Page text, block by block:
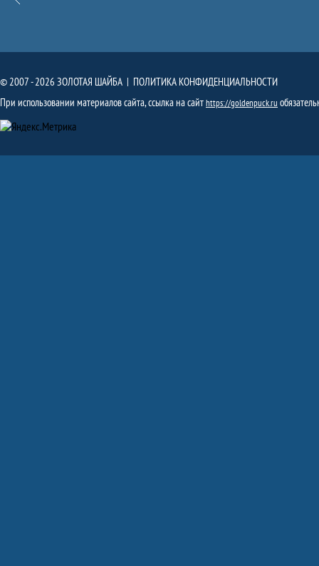
© 2007 - 2026 ЗОЛОТАЯ ШАЙБА | ПОЛИТИКА КОНФИДЕНЦИАЛЬНОСТИ
При использовании материалов сайта, ссылка на сайтhttps://goldenpuck.ru